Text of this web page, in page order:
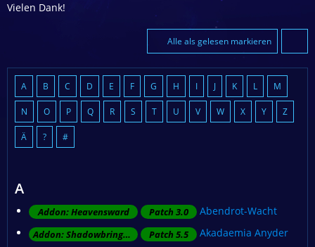
Vielen Dank!
Alle als gelesen markieren
A B C D E F G H I J K L M
N O P Q R S T U V W X Y Z
Ä ? #
A
Addon: Heavensward Patch 3.0 Abendrot-Wacht
Addon: Shadowbringers Patch 5.5 Akadaemia Anyder